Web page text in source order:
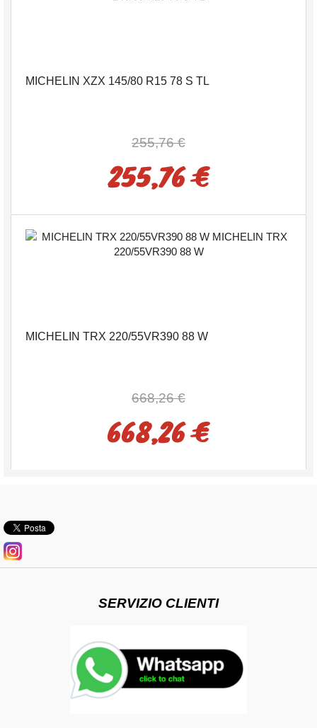
MICHELIN XZX 145/80 R15 78 S TL
255,76 €
255,76 €
MICHELIN TRX 220/55VR390 88 W
668,26 €
668,26 €
SERVIZIO CLIENTI